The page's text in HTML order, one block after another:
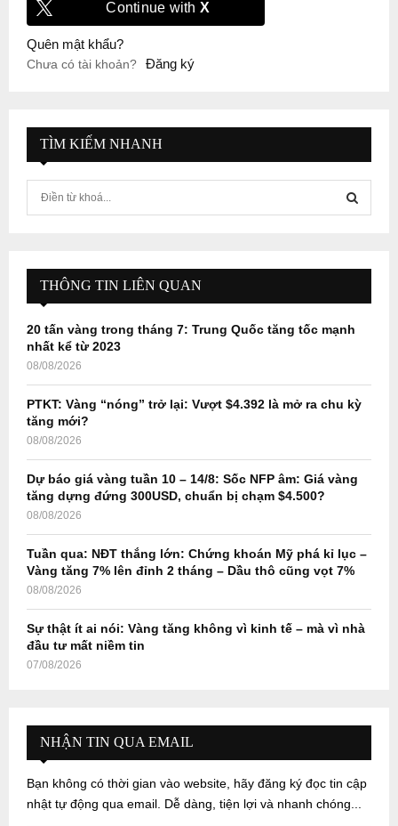
Continue with X
Quên mật khẩu?
Chưa có tài khoản? Đăng ký
TÌM KIẾM NHANH
f
r
E
A
H
THÔNG TIN LIÊN QUAN
20 tấn vàng trong tháng 7: Trung Quốc tăng tốc mạnh
nhất kể từ 2023
08/08/2026
PTKT: Vàng “nóng” trở lại: Vượt $4.392 là mở ra chu kỳ
tăng mới?
08/08/2026
Dự báo giá vàng tuần 10 – 14/8: Sốc NFP âm: Giá vàng
tăng dựng đứng 300USD, chuẩn bị chạm $4.500?
08/08/2026
Tuần qua: NĐT thắng lớn: Chứng khoán Mỹ phá kỉ lục –
Vàng tăng 7% lên đỉnh 2 tháng – Dầu thô cũng vọt 7%
08/08/2026
Sự thật ít ai nói: Vàng tăng không vì kinh tế – mà vì nhà
đầu tư mất niềm tin
07/08/2026
NHẬN TIN QUA EMAIL
Bạn không có thời gian vào website, hãy đăng ký đọc tin cập
nhật tự động qua email. Dễ dàng, tiện lợi và nhanh chóng...